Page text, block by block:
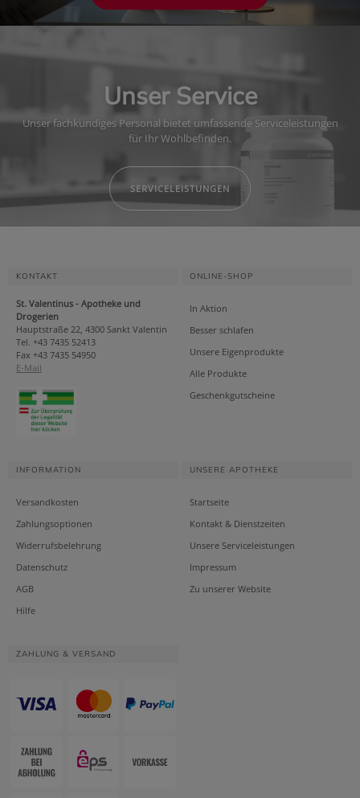
Unser Service
Unser fachkundiges Personal bietet umfassende Serviceleistungen
für Ihr Wohlbefinden.
SERVICELEISTUNGEN
KONTAKT
St. Valentinus - Apotheke und
Drogerien
Hauptstraße 22, 4300 Sankt Valentin
Tel. +43 7435 52413
Fax +43 7435 54950
E-Mail
ONLINE-SHOP
In Aktion
Besser schlafen
Unsere Eigenprodukte
Alle Produkte
Geschenkgutscheine
INFORMATION
Versandkosten
Zahlungsoptionen
Widerrufsbelehrung
Datenschutz
AGB
Hilfe
UNSERE APOTHEKE
Startseite
Kontakt & Dienstzeiten
Unsere Serviceleistungen
Impressum
Zu unserer Website
ZAHLUNG & VERSAND